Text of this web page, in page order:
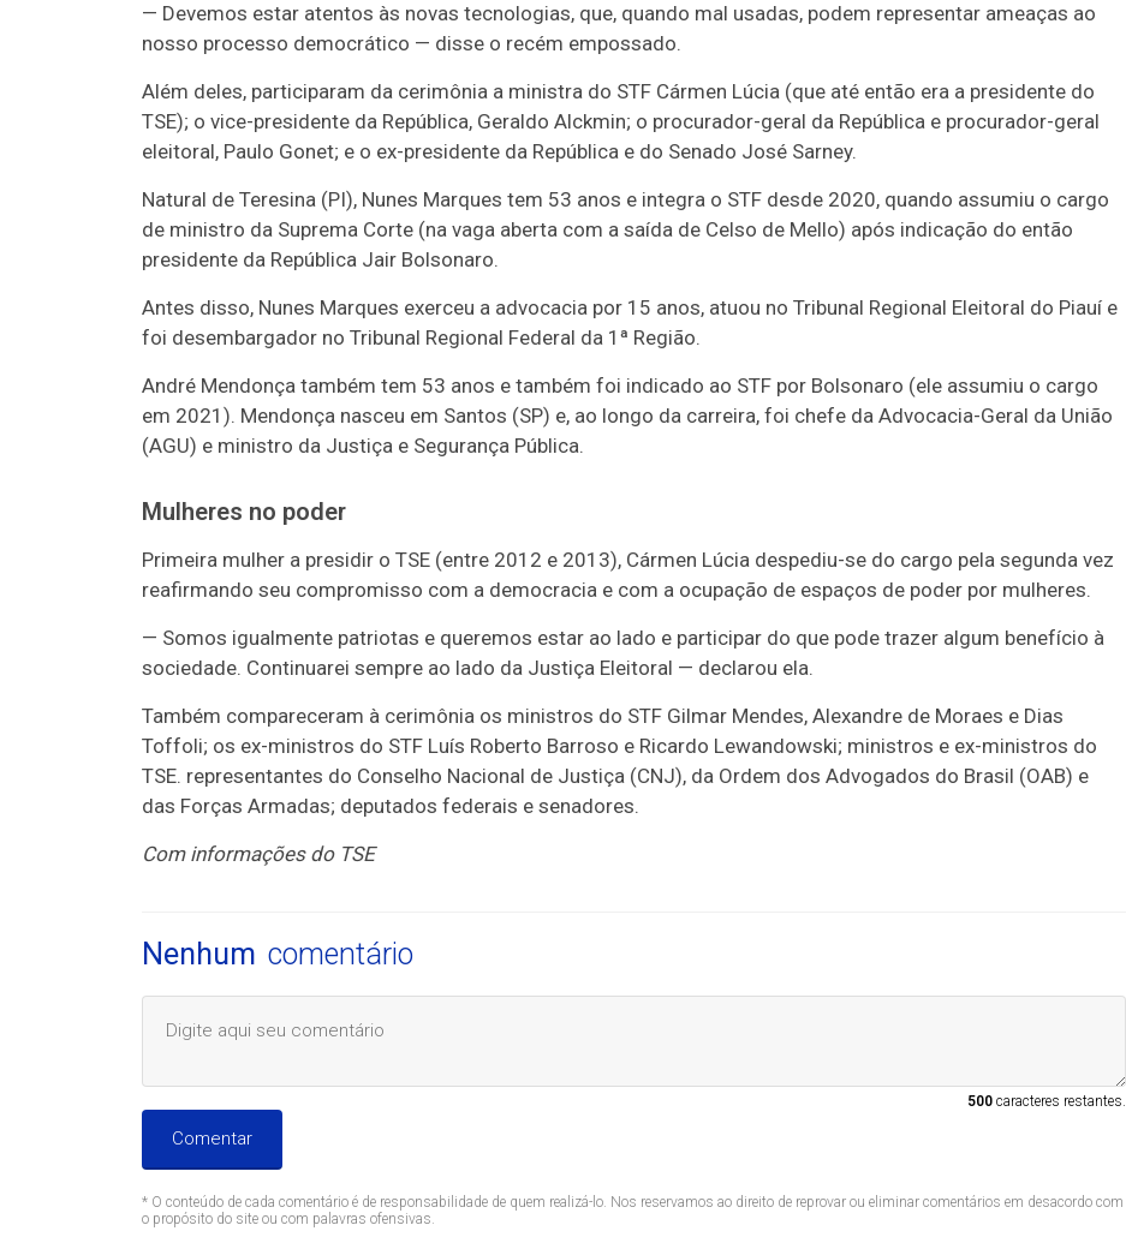
— Devemos estar atentos às novas tecnologias, que, quando mal usadas, podem representar ameaças ao
nosso processo democrático — disse o recém empossado.
Além deles, participaram da cerimônia a ministra do STF Cármen Lúcia (que até então era a presidente do
TSE); o vice-presidente da República, Geraldo Alckmin; o procurador-geral da República e procurador-geral
eleitoral, Paulo Gonet; e o ex-presidente da República e do Senado José Sarney.
Natural de Teresina (PI), Nunes Marques tem 53 anos e integra o STF desde 2020, quando assumiu o cargo
de ministro da Suprema Corte (na vaga aberta com a saída de Celso de Mello) após indicação do então
presidente da República Jair Bolsonaro.
Antes disso, Nunes Marques exerceu a advocacia por 15 anos, atuou no Tribunal Regional Eleitoral do Piauí e
foi desembargador no Tribunal Regional Federal da 1ª Região.
André Mendonça também tem 53 anos e também foi indicado ao STF por Bolsonaro (ele assumiu o cargo
em 2021). Mendonça nasceu em Santos (SP) e, ao longo da carreira, foi chefe da Advocacia-Geral da União
(AGU) e ministro da Justiça e Segurança Pública.
Mulheres no poder
Primeira mulher a presidir o TSE (entre 2012 e 2013), Cármen Lúcia despediu-se do cargo pela segunda vez
reafirmando seu compromisso com a democracia e com a ocupação de espaços de poder por mulheres.
— Somos igualmente patriotas e queremos estar ao lado e participar do que pode trazer algum benefício à
sociedade. Continuarei sempre ao lado da Justiça Eleitoral — declarou ela.
Também compareceram à cerimônia os ministros do STF Gilmar Mendes, Alexandre de Moraes e Dias
Toffoli; os ex-ministros do STF Luís Roberto Barroso e Ricardo Lewandowski; ministros e ex-ministros do
TSE. representantes do Conselho Nacional de Justiça (CNJ), da Ordem dos Advogados do Brasil (OAB) e
das Forças Armadas; deputados federais e senadores.
Com informações do TSE
Nenhum comentário
500caracteres restantes.
Comentar
* O conteúdo de cada comentário é de responsabilidade de quem realizá-lo. Nos reservamos ao direito de reprovar ou eliminar comentários em desacordo com
o propósito do site ou com palavras ofensivas.